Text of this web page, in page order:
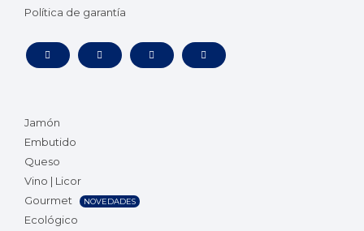
Política de garantía
Jamón
Embutido
Queso
Vino | Licor
Gourmet
NOVEDADES
Ecológico